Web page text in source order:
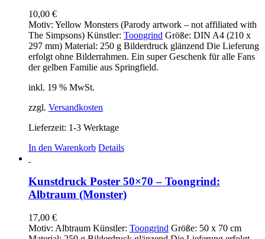
10,00 €
Motiv: Yellow Monsters (Parody artwork – not affiliated with
The Simpsons) Künstler: Toongrind Größe: DIN A4 (210 x
297 mm) Material: 250 g Bilderdruck glänzend Die Lieferung
erfolgt ohne Bilderrahmen. Ein super Geschenk für alle Fans
der gelben Familie aus Springfield.
inkl. 19 % MwSt.
zzgl. Versandkosten
Lieferzeit: 1-3 Werktage
In den Warenkorb Details
Kunstdruck Poster 50×70 – Toongrind:
Albtraum (Monster)
17,00 €
Motiv: Albtraum Künstler: Toongrind Größe: 50 x 70 cm